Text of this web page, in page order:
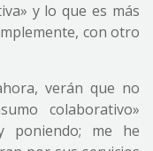
y lo que es más
con otro
verán que no
colaborativo»
poniendo; me he